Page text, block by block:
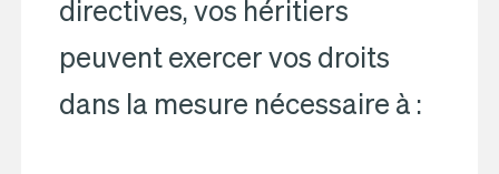
directives, vos héritiers
peuvent exercer vos droits
dans la mesure nécessaire à :